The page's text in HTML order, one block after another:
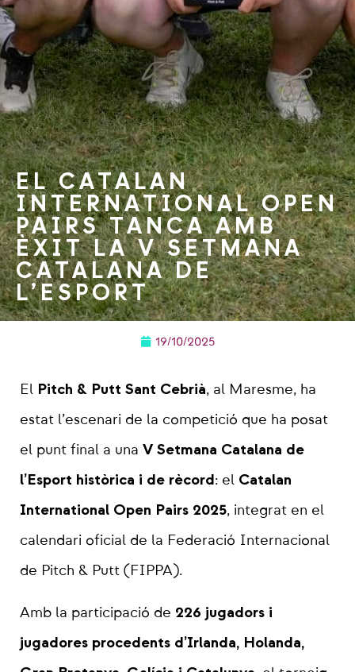
EL CATALAN
INTERNATIONAL OPEN
PAIRS TANCA AMB
ÈXIT LA V SETMANA
CATALANA DE
L’ESPORT
19/10/2025
El Pitch & Putt Sant Cebrià, al Maresme, ha
estat l’escenari de la competició que ha posat
el punt final a una V Setmana Catalana de
l’Esport històrica i de rècord: el Catalan
International Open Pairs 2025, integrat en el
calendari oficial de la Federació Internacional
de Pitch & Putt (FIPPA).
Amb la participació de 226 jugadors i
jugadores procedents d’Irlanda, Holanda,